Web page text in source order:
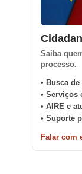
Saiba
processo.
• Busca
• Serviços
• AIRE e
• Suporte
Falar com